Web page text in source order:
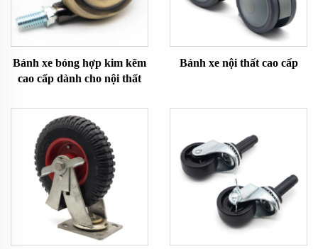
Bánh xe bóng hợp kim kẽm
cao cấp dành cho nội thất
Bánh xe nội thất cao cấp